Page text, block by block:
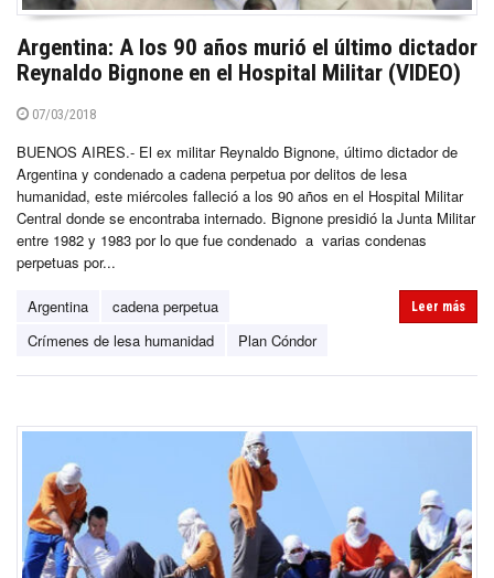
Argentina: A los 90 años murió el último dictador
Reynaldo Bignone en el Hospital Militar (VIDEO)
07/03/2018
BUENOS AIRES.- El ex militar Reynaldo Bignone, último dictador de
Argentina y condenado a cadena perpetua por delitos de lesa
humanidad, este miércoles falleció a los 90 años en el Hospital Militar
Central donde se encontraba internado. Bignone presidió la Junta Militar
entre 1982 y 1983 por lo que fue condenado a varias condenas
perpetuas por...
Argentina
cadena perpetua
Crímenes de lesa humanidad
Plan Cóndor
Leer más